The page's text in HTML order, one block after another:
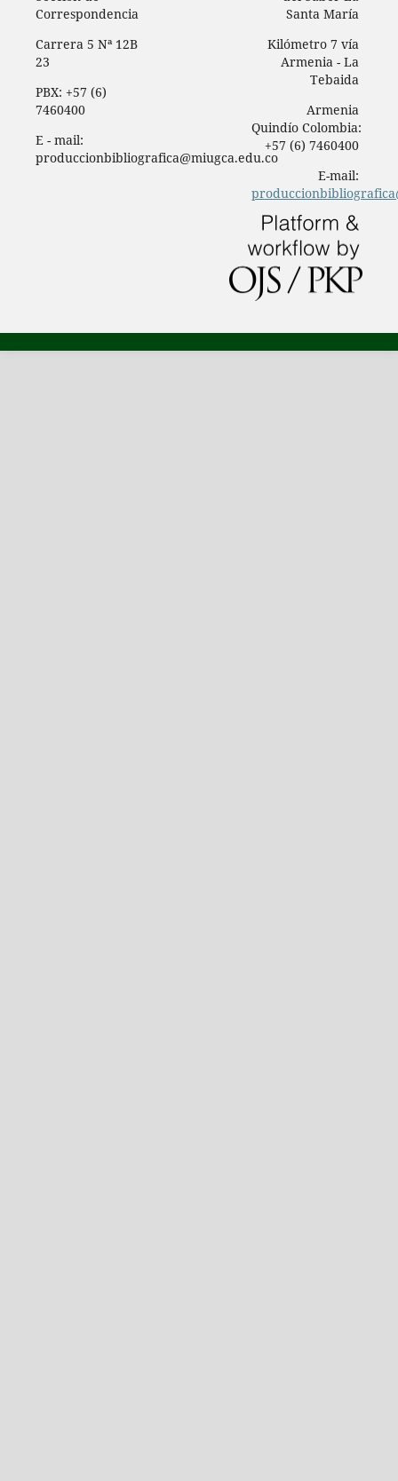
Correspondencia
Carrera 5 Nª 12B
23
PBX: +57 (6)
7460400
E - mail:
produccionbibliografica@miugca.edu.co
Santa María
Kilómetro 7 vía
Armenia - La
Tebaida
Armenia
Quindío Colombia:
+57 (6) 7460400
E-mail: